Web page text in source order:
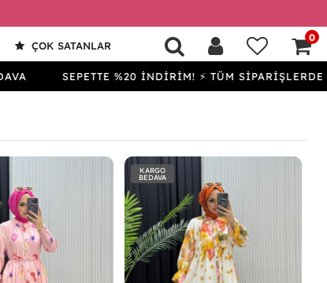
ÇOK SATANLAR
0
SEPETTE %20 İNDİRİM! ⚡ TÜM SİPARİŞLERDE KARGO
KARGO
BEDAVA